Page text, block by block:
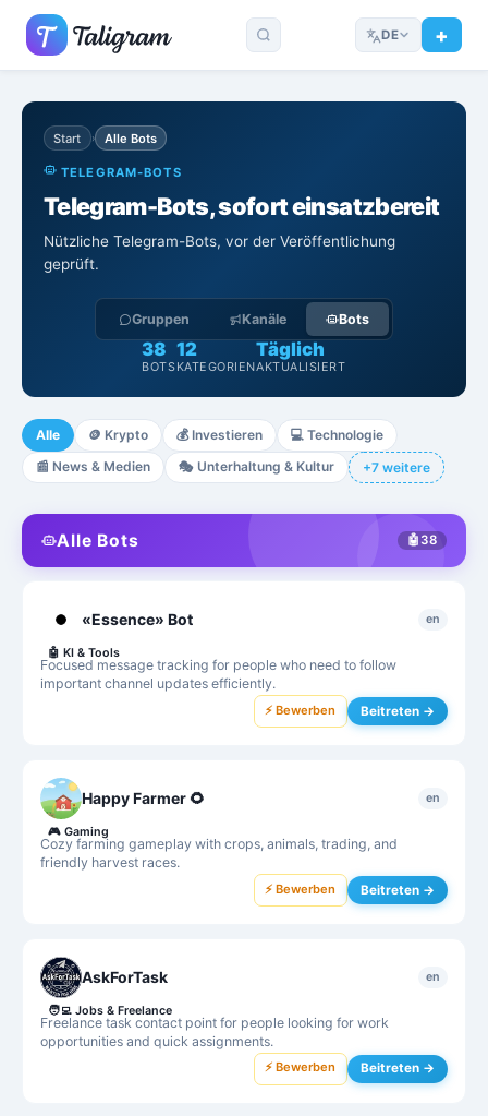
DE
Start › Alle Bots
TELEGRAM-BOTS
Telegram-Bots, sofort einsatzbereit
Nützliche Telegram-Bots, vor der Veröffentlichung
geprüft.
Gruppen Kanäle Bots
38
BOTS
12
KATEGORIEN
Täglich
AKTUALISIERT
Alle 🪙 Krypto 💰 Investieren 💻 Technologie
📰 News & Medien 🎭 Unterhaltung & Kultur +7 weitere
Alle Bots 🤖 38
«Essence» Bot en
Focused message tracking for people who need to follow
important channel updates efficiently.
🤖 KI & Tools
⚡ Bewerben Beitreten →
Happy Farmer 🌻 en
Cozy farming gameplay with crops, animals, trading, and
friendly harvest races.
🎮 Gaming
⚡ Bewerben Beitreten →
AskForTask en
Freelance task contact point for people looking for work
opportunities and quick assignments.
🧑‍💻 Jobs & Freelance
⚡ Bewerben Beitreten →